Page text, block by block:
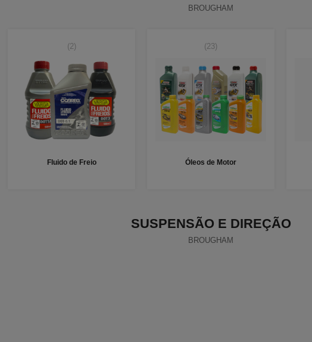
BROUGHAM
(2)
Fluido de Freio
(23)
Óleos de Motor
SUSPENSÃO E DIREÇÃO
BROUGHAM